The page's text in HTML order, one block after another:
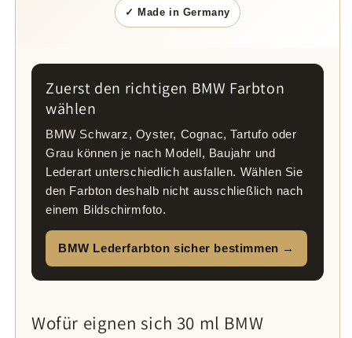
✓ Made in Germany
Zuerst den richtigen BMW Farbton
wählen
BMW Schwarz, Oyster, Cognac, Tartufo oder
Grau können je nach Modell, Baujahr und
Lederart unterschiedlich ausfallen. Wählen Sie
den Farbton deshalb nicht ausschließlich nach
einem Bildschirmfoto.
BMW Lederfarbton sicher bestimmen →
Wofür eignen sich 30 ml BMW